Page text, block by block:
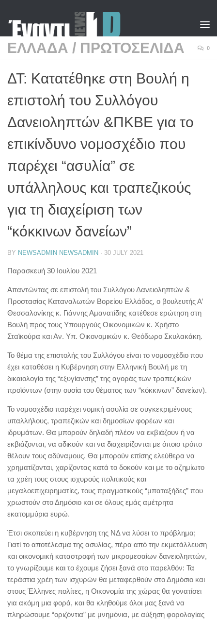
ΕΛΛΑΔΑ / ΠΡΩΤΟΣΕΛΙΔΑ 0
ΔΤ: Κατατέθηκε στη Βουλή η
επιστολή του Συλλόγου
Δανειοληπτών &ΠΚΒΕ για το
επικίνδυνο νομοσχέδιο που
παρέχει “ασυλία” σε
υπάλληλους και τραπεζικούς
για τη διαχείριση των
“κόκκινων δανείων”
BY NEWSADMIN NEWSADMIN · 30 JULY 2021
Παρασκευή 30 Ιουλίου 2021
Απαντώντας σε επιστολή του Συλλόγου Δανειοληπτών &
Προστασίας Καταναλωτών Βορείου Ελλάδος, ο βουλευτής Α’
Θεσσαλονίκης κ. Γιάννης Αμανατίδης κατέθεσε ερώτηση στη
Βουλή προς τους Υπουργούς Οικονομικών κ. Χρήστο
Σταϊκούρα και Αν. Υπ. Οικονομικών κ. Θεόδωρο Σκυλακάκη.
Το θέμα της επιστολής του Συλλόγου είναι το νομοσχέδιο που
έχει καταθέσει η Κυβέρνηση στην Ελληνική Βουλή με τη
δικαιολογία της “εξυγίανσης” της αγοράς των τραπεζικών
προϊόντων (στην ουσία του θέματος των “κόκκινων” δανείων).
Το νομοσχέδιο παρέχει νομική ασυλία σε συγκεκριμένους
υπαλλήλους, τραπεζικών και δημοσίων φορέων και
ιδρυμάτων. Θα μπορούν δηλαδή πλέον να εκβιάζουν ή να
εκβιάζονται, να αδικούν και να διαχειρίζονται με όποιο τρόπο
θέλουν τους αδύναμους. Θα μπορούν επίσης ελεύθερα να
χρηματίζονται, χαρίζοντας κατά το δοκούν και με το αζημίωτο
τα χρέη τους στους ισχυρούς πολιτικούς και
μεγαλοεπιχειρηματίες, τους πραγματικούς “μπαταξήδες” που
χρωστούν στο Δημόσιο και σε όλους εμάς αμέτρητα
εκατομμύρια ευρώ.
Έτσι σκοπεύει η κυβέρνηση της ΝΔ να λύσει το πρόβλημα;
Γιατί το αποτέλεσμα της ασυλίας, πέρα από την εκμετάλλευση
και οικονομική καταστροφή των μικρομεσαίων δανειοληπτών,
το γνωρίζουμε και το έχουμε ζήσει ξανά στο παρελθόν: Τα
τεράστια χρέη των ισχυρών θα μεταφερθούν στο Δημόσιο και
στους Έλληνες πολίτες, η Οικονομία της χώρας θα γονατίσει
για ακόμη μια φορά, και θα κληθούμε όλοι μας ξανά να
πληρώσουμε “οριζόντια” με μνημόνια, με αύξηση φορολογίας